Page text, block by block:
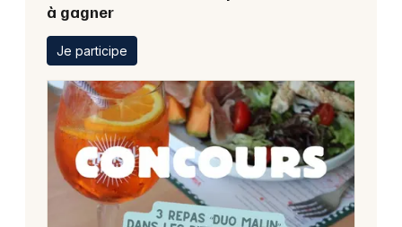
à gagner
Je participe